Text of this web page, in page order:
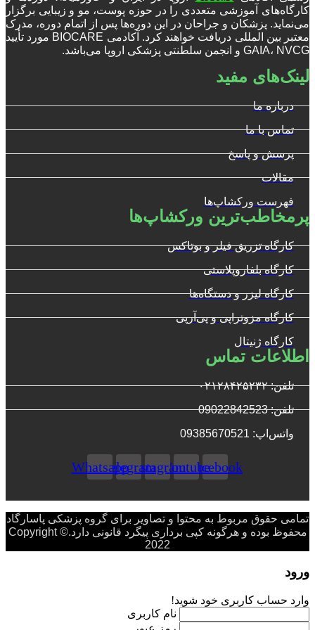
کارگاه‌های آموزشی متعددی را در حوزه پوست، مو و زیبایی برگزار
می‌نماید. پزشکان و جراحان در این دوره‌ها پس از اتمام دوره، مدرک
معتبر بین المللی دریافت خواهند کرد. آکادمی BIOCARE مورد تأیید
GAIA، NVCG و انجمن سلطنتی پزشکی اروپا می‌باشد.
لینک‌های مفید
درباره ما
تماس با ما
پرسش و پاسخ
مقالات
فهرست ورکشاپ‌ها
پرمخاطب‌ترین ورکشاپ‌ها
کارگاه تزریق فیلر و بوتاکس
کارگاه بلفاروپلاستی
کارگاه لیزر و دستگاه‌ها
کارگاه مزوتراپی و پی‌آرپی
کارگاه ژنیتال
اطلاعات تماس
تلفن: ۰۲۱۲۸۴۲۵۲۳۲
تلفن: 09022842523
واتس‌‌اپ: 09385670521
Facebook
Youtube
Instagram
Telegram
Whatsapp
تمامی حقوق مربوط به محتوا و تصاویر برای گروه پزشکی پاسارگاد
محفوظ بوده و هرگونه کپی برداری پیگرد قانونی دارد.Copyright ©
2022
ورود
وارد حساب کاربری خود شوید!
نام کاربری